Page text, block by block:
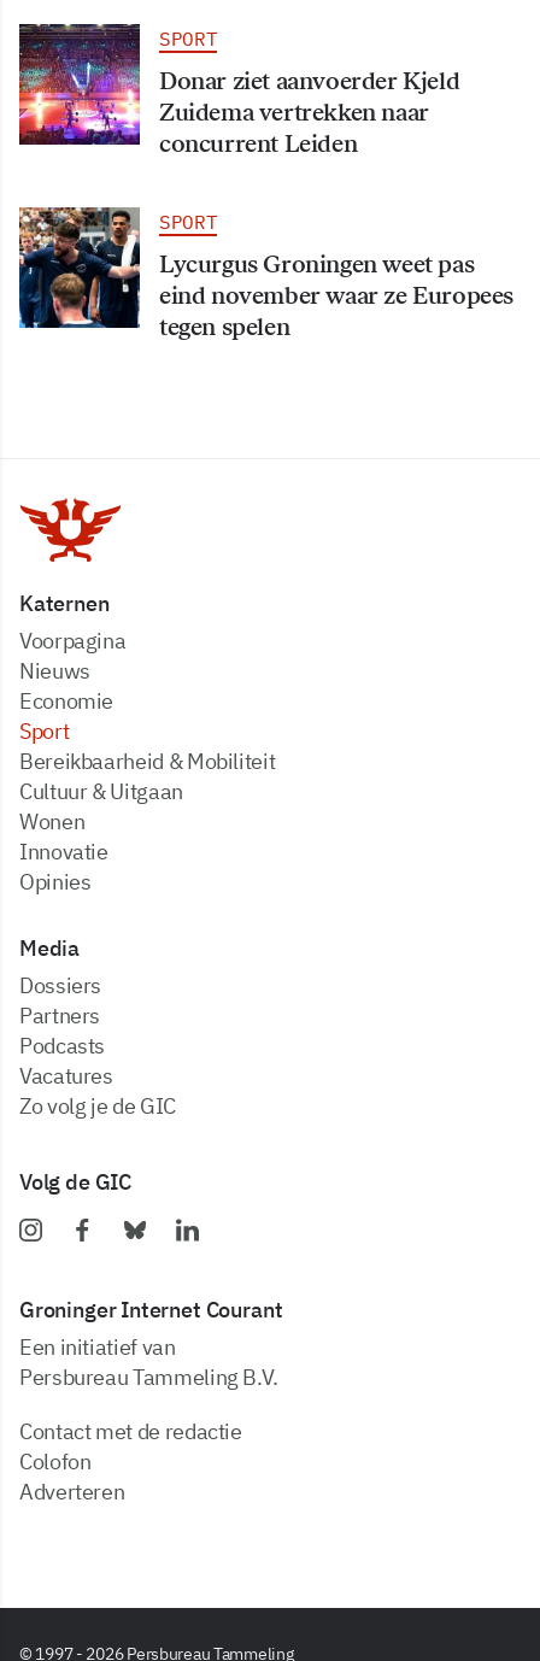
SPORT
Donar ziet aanvoerder Kjeld
Zuidema vertrekken naar
concurrent Leiden
SPORT
Lycurgus Groningen weet pas
eind november waar ze Europees
tegen spelen
Katernen
Voorpagina
Nieuws
Economie
Sport
Bereikbaarheid & Mobiliteit
Cultuur & Uitgaan
Wonen
Innovatie
Opinies
Media
dossiers
partners
podcasts
vacatures
zo volg je de GIC
Volg de GIC
Groninger Internet Courant
Een initiatief van
Persbureau Tammeling B.V.
Contact met de redactie
Colofon
Adverteren
© 1997 - 2026 Persbureau Tammeling